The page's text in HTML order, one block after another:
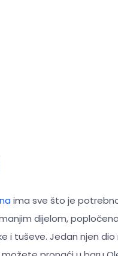
ima sve što je
dijelom,
i tuševe. Jedan njen